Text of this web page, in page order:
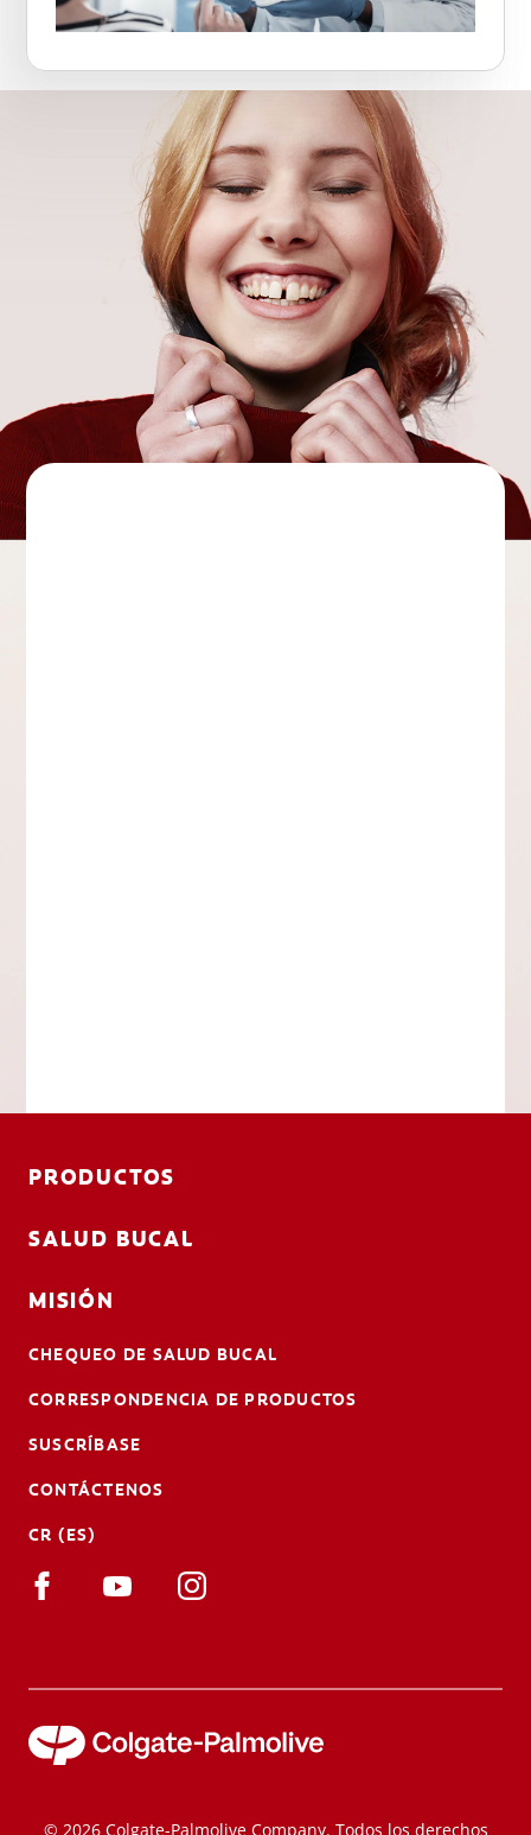
PRODUCTOS
SALUD BUCAL
MISIÓN
CHEQUEO DE SALUD BUCAL
CORRESPONDENCIA DE PRODUCTOS
SUSCRÍBASE
CONTÁCTENOS
CR (ES)
© 2026 Colgate-Palmolive Company. Todos los derechos